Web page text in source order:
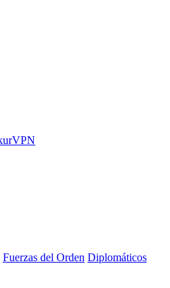
Fuerzas del Orden Diplomáticos